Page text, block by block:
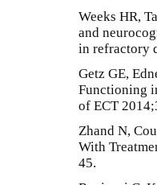
Weeks HR,
and
in refractory
Getz GE,
Functioning
of ECT
Zhand N,
With
45.